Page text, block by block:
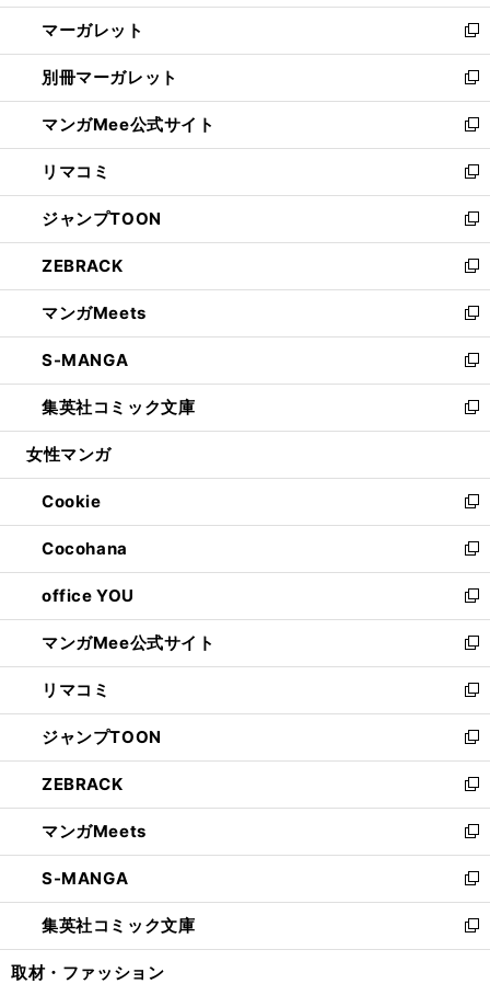
開
く
ウ
で
開
く
ン
ド
ウ
で
開
く
し
い
ウ
ィ
ン
ド
ウ
で
開
く
マーガレット
新
し
い
ウ
ィ
ン
ド
ウ
で
開
く
別冊マーガレット
新
し
い
ウ
ィ
ン
ド
ウ
で
開
く
マンガMee公式サイト
新
し
い
ウ
ィ
ン
ド
ウ
で
開
く
リマコミ
新
し
い
ウ
ィ
ン
ド
ウ
で
開
く
ジャンプTOON
新
し
い
ウ
ィ
ン
ド
ウ
で
開
ZEBRACK
新
し
い
ウ
ィ
ン
ド
ウ
開
く
マンガMeets
新
し
い
ウ
ィ
ン
ウ
で
開
く
S-MANGA
新
し
い
ウ
ン
ド
ウ
で
開
く
集英社コミック文庫
新
し
ウ
ィ
ン
ド
ウ
で
開
く
女性マンガ
Cookie
新
し
い
ウ
ィ
ン
ド
ウ
で
開
く
Cocohana
新
し
い
ウ
ィ
ン
ド
ウ
で
開
く
office YOU
新
し
い
ウ
ィ
ン
ド
ウ
で
開
く
マンガMee公式サイト
新
し
い
ウ
ィ
ン
ド
ウ
で
開
く
リマコミ
新
し
い
ウ
ィ
ン
ド
ウ
で
開
く
ジャンプTOON
新
し
い
ウ
ィ
ン
ド
ウ
で
開
ZEBRACK
新
し
い
ウ
ィ
ン
ド
ウ
マンガMeets
新
し
い
ウ
ィ
ン
S-MANGA
新
し
い
ウ
集英社コミック文庫
新
し
取材・ファッション